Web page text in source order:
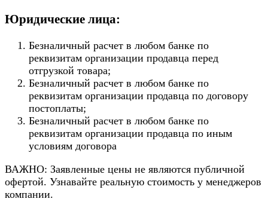
Юридические лица:
Безналичный расчет в любом банке по
реквизитам организации продавца перед
отгрузкой товара;
Безналичный расчет в любом банке по
реквизитам организации продавца по договору
постоплаты;
Безналичный расчет в любом банке по
реквизитам организации продавца по иным
условиям договора
ВАЖНО: Заявленные цены не являются публичной
офертой. Узнавайте реальную стоимость у менеджеров
компании.